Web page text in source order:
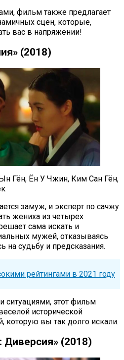
фильм также предлагает
сцен, которые,
вас в напряжении!
(2018)
Гён, Ён У Чжин, Ким Сан Гён,
замуж, и эксперт по сачжу
жениха из четырех
сама искать и
мужей, отказываясь
на судьбу и предсказания.
рейтингами в 2021 году
этот фильм
исторической
которую вы так долго искали.
Диверсия» (2018)